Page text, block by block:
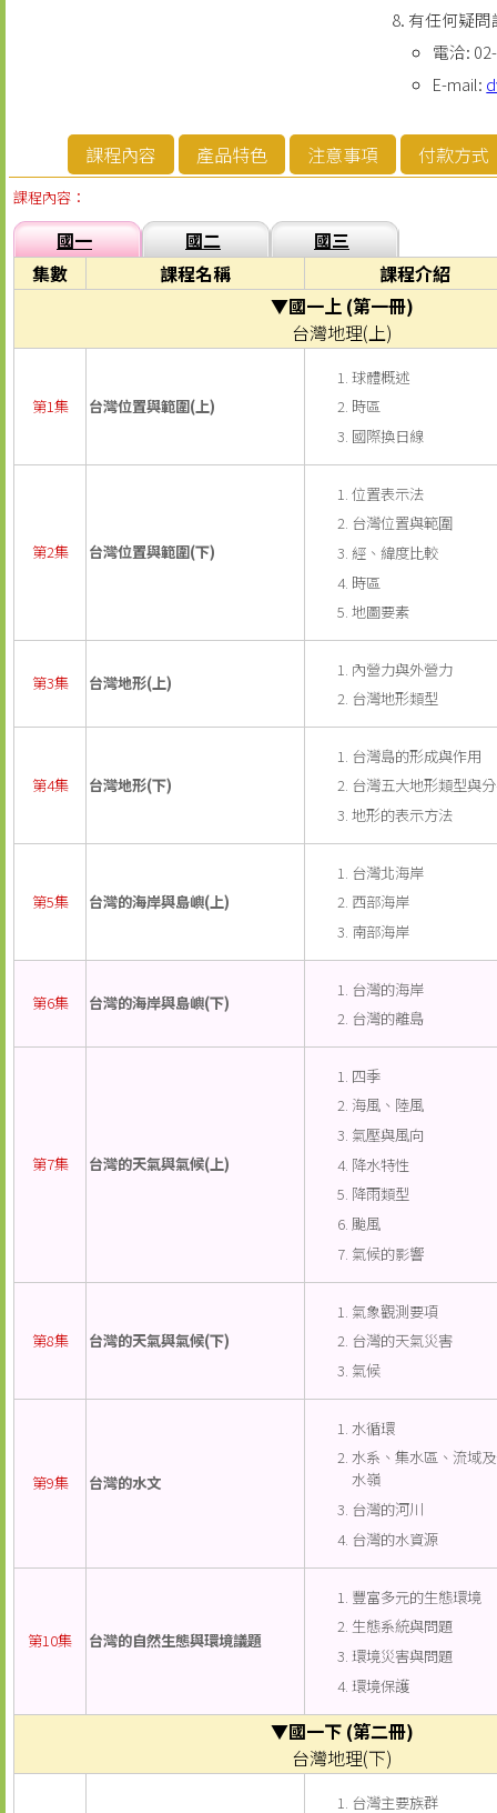
有任何疑
電洽:
E-mail:
課程內容 產品特色 注意事項 付款方式
課程內容：
國一 國二
國三
集數
課程名稱
課程介紹
▼國一上 (第一冊)
台灣地理(上)
第1集 台灣位置與範圍(上)
球體概述
時區
國際換日線
第2集 台灣位置與範圍(下)
位置表示法
台灣位置與範圍
經、緯度比較
時區
地圖要素
第3集 台灣地形(上)
內營力與外營力
台灣地形類型
第4集 台灣地形(下)
台灣島的形成與作用
台灣五大地形類型與
地形的表示方法
第5集 台灣的海岸與島嶼(上)
台灣北海岸
西部海岸
南部海岸
第6集 台灣的海岸與島嶼(下)
台灣的海岸
台灣的離島
第7集 台灣的天氣與氣候(上)
四季
海風、陸風
氣壓與風向
降水特性
降雨類型
颱風
氣候的影響
第8集 台灣的天氣與氣候(下)
氣象觀測要項
台灣的天氣災害
氣候
第9集 台灣的水文
水循環
水系、集水區、流域
水嶺
台灣的河川
台灣的水資源
第10集 台灣的自然生態與環境議題
豐富多元的生態環境
生態系統與問題
環境災害與問題
環境保護
▼國一下 (第二冊)
台灣地理(下)
台灣主要族群